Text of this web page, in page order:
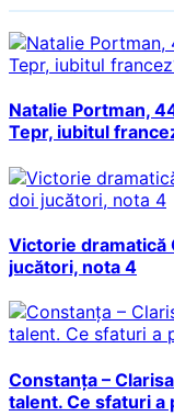
Natalie Portman,
Tepr, iubitul
Victorie dramatică
jucători, nota 4
Constanța –
talent. Ce sfaturi a